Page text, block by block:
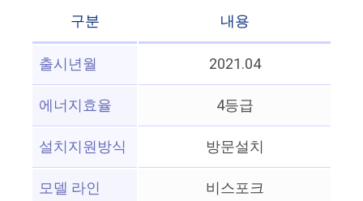
구분
내용
출시년월
2021.04
에너지효율
4등급
설치지원방식
방문설치
모델 라인
비스포크